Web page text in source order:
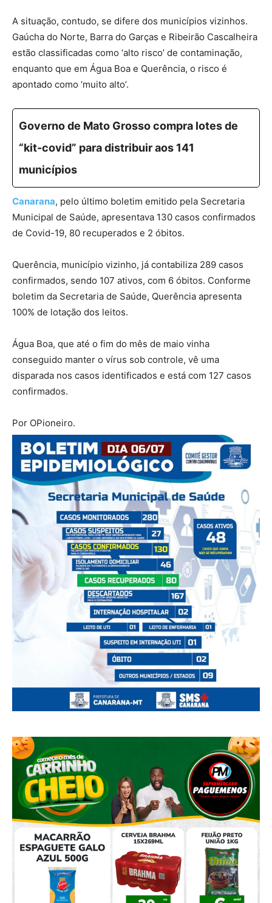
A situação, contudo, se difere dos municípios vizinhos.
Gaúcha do Norte, Barra do Garças e Ribeirão Cascalheira
estão classificadas como ‘alto risco’ de contaminação,
enquanto que em Água Boa e Querência, o risco é
apontado como ‘muito alto’.
Governo de Mato Grosso compra lotes de
“kit-covid” para distribuir aos 141
municípios
Canarana, pelo último boletim emitido pela Secretaria
Municipal de Saúde, apresentava 130 casos confirmados
de Covid-19, 80 recuperados e 2 óbitos.
Querência, município vizinho, já contabiliza 289 casos
confirmados, sendo 107 ativos, com 6 óbitos. Conforme
boletim da Secretaria de Saúde, Querência apresenta
100% de lotação dos leitos.
Água Boa, que até o fim do mês de maio vinha
conseguido manter o vírus sob controle, vê uma
disparada nos casos identificados e está com 127 casos
confirmados.
Por OPioneiro.